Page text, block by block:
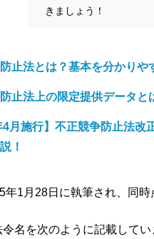
きましょう！
止法とは？基本を分かりや
止法上の限定提供データと
4月施行】不正競争防止法
！
1月28日に執筆され、同時
名を次のように記載してい